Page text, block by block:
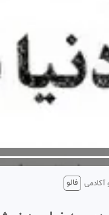
آکادمی فالو